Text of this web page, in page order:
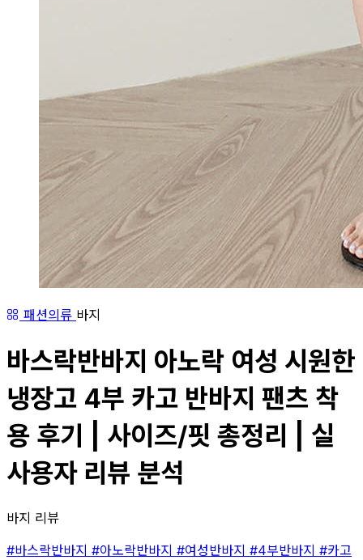
패션의류 바지
바스락반바지 아노락 여성 시원한
냉장고 4부 카고 반바지 팬츠 착
용 후기 | 사이즈/핏 총정리 | 실
사용자 리뷰 분석
바지 리뷰
#바스락반바지 #아노락반바지 #여성반바지 #4부반바지 #카고